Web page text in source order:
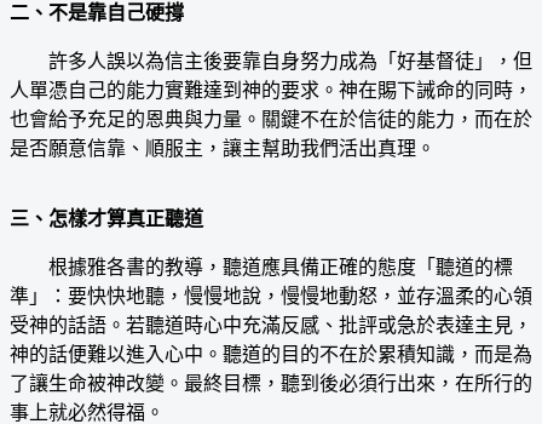
二、不是靠自己硬撐
許多人誤以為信主後要靠自身努力成為「好基督徒」，但
人單憑自己的能力實難達到神的要求。神在賜下誡命的同時，
也會給予充足的恩典與力量。關鍵不在於信徒的能力，而在於
是否願意信靠、順服主，讓主幫助我們活出真理。
三、怎樣才算真正聽道
根據雅各書的教導，聽道應具備正確的態度「聽道的標
準」：要快快地聽，慢慢地說，慢慢地動怒，並存溫柔的心領
受神的話語。若聽道時心中充滿反感、批評或急於表達主見，
神的話便難以進入心中。聽道的目的不在於累積知識，而是為
了讓生命被神改變。最終目標，聽到後必須行出來，在所行的
事上就必然得福。